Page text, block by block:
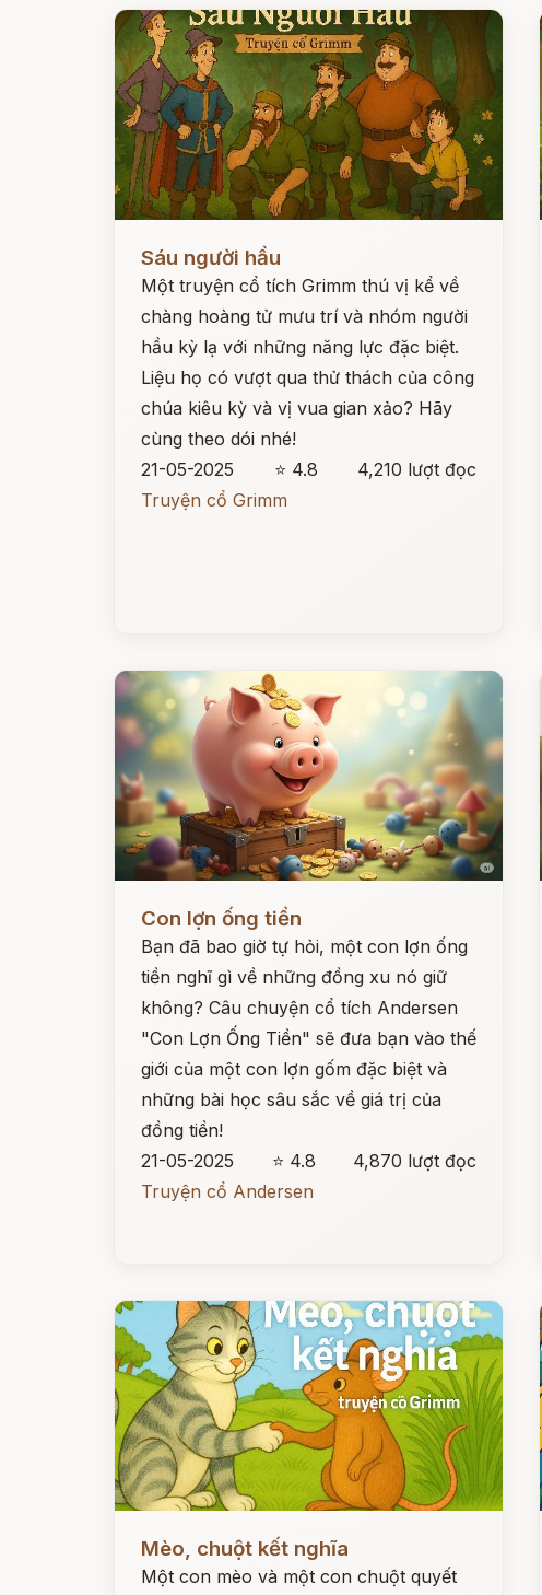
Sáu người hầu
Một truyện cổ tích Grimm thú vị kể về
chàng hoàng tử mưu trí và nhóm người
hầu kỳ lạ với những năng lực đặc biệt.
Liệu họ có vượt qua thử thách của công
chúa kiêu kỳ và vị vua gian xảo? Hãy
cùng theo dói nhé!
21-05-2025
⭐ 4.8
4,210 lượt đọc
Truyện cổ Grimm
Con lợn ống tiền
Bạn đã bao giờ tự hỏi, một con lợn ống
tiền nghĩ gì về những đồng xu nó giữ
không? Câu chuyện cổ tích Andersen
"Con Lợn Ống Tiền" sẽ đưa bạn vào thế
giới của một con lợn gốm đặc biệt và
những bài học sâu sắc về giá trị của
đồng tiền!
21-05-2025
⭐ 4.8
4,870 lượt đọc
Truyện cổ Andersen
Mèo, chuột kết nghĩa
Một con mèo và một con chuột quyết